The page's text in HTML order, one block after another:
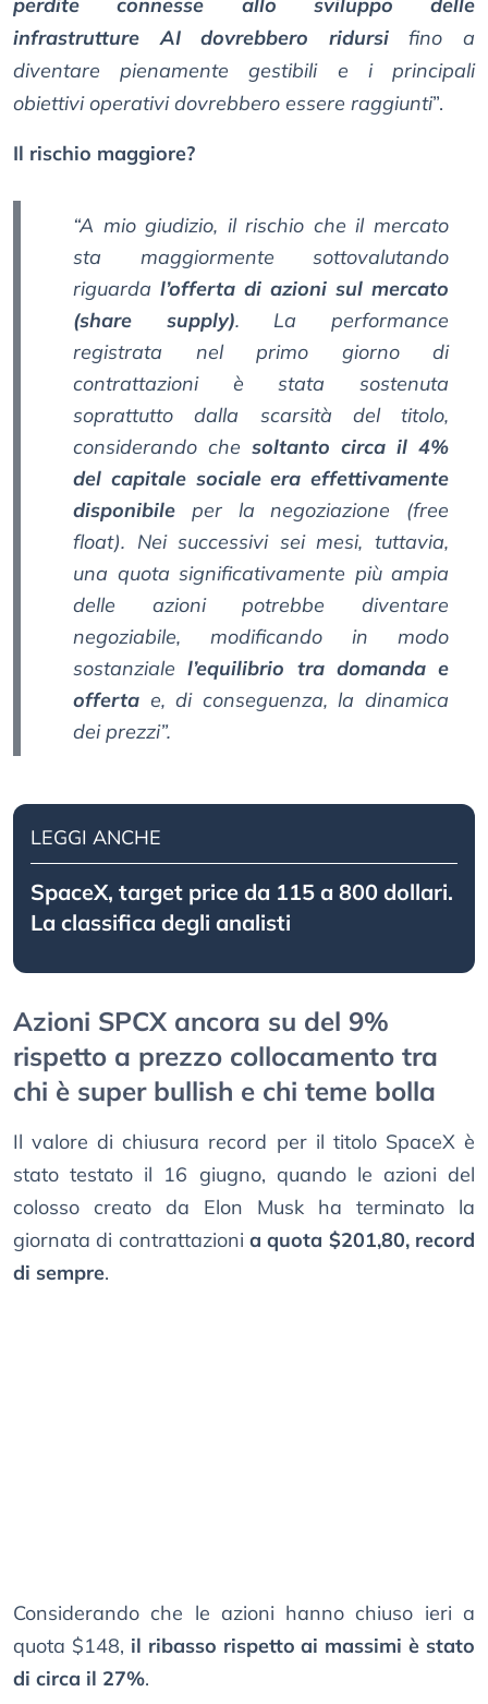
perdite connesse allo sviluppo delle
infrastrutture AI dovrebbero ridursifino a
diventare pienamente gestibili e i principali
obiettivi operativi dovrebbero essere raggiunti”.
Il rischio maggiore?
“A mio giudizio, il rischio che il mercato
sta maggiormente sottovalutando
riguarda l’offerta di azioni sul mercato
(share supply). La performance
registrata nel primo giorno di
contrattazioni è stata sostenuta
soprattutto dalla scarsità del titolo,
considerando che soltanto circa il 4%
del capitale sociale era effettivamente
disponibile per la negoziazione (free
float). Nei successivi sei mesi, tuttavia,
una quota significativamente più ampia
delle azioni potrebbe diventare
negoziabile, modificando in modo
sostanzialel’equilibrio tra domanda e
offerta e, di conseguenza, la dinamica
dei prezzi”.
LEGGI ANCHE
SpaceX, target price da 115 a 800 dollari.
La classifica degli analisti
Azioni SPCX ancora su del 9%
rispetto a prezzo collocamento tra
chi è super bullish e chi teme bolla
Il valore di chiusura record per il titolo SpaceX è
stato testato il 16 giugno, quando le azioni del
colosso creato da Elon Musk ha terminato la
giornata di contrattazioni a quota $201,80, record
di sempre.
Considerando che le azioni hanno chiuso ieri a
quota $148, il ribasso rispetto ai massimi è stato
di circa il 27%.